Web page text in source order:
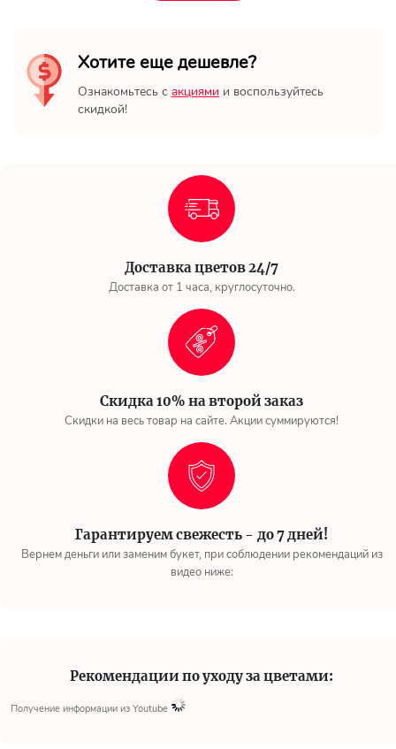
Хотите еще дешевле?
Ознакомьтесь с акциями и воспользуйтесь
скидкой!
Доставка цветов 24/7
Доставка от 1 часа, круглосуточно.
Скидка 10% на второй заказ
Скидки на весь товар на сайте. Акции суммируются!
Гарантируем свежесть - до 7 дней!
Вернем деньги или заменим букет, при соблюдении рекомендаций из
видео ниже:
Рекомендации по уходу за цветами:
Получение информации из Youtube